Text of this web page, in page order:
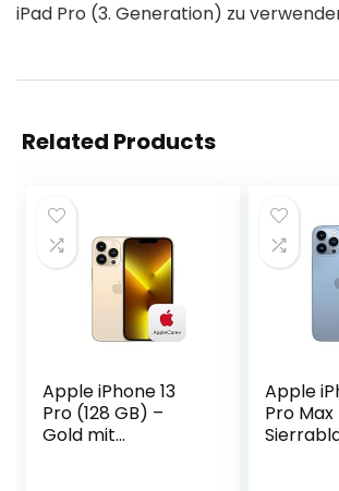
iPad Pro (3. Generation) zu
Related Products
Apple iPhone 13
Pro (128 GB) –
Gold mit
Apple
Pro Max